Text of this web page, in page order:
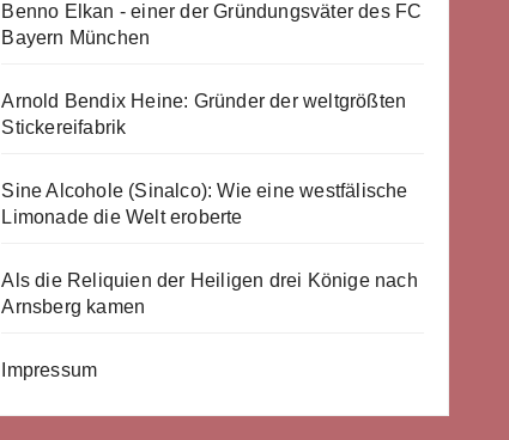
Benno Elkan - einer der Gründungsväter des FC
Bayern München
Arnold Bendix Heine: Gründer der weltgrößten
Stickereifabrik
Sine Alcohole (Sinalco): Wie eine westfälische
Limonade die Welt eroberte
Als die Reliquien der Heiligen drei Könige nach
Arnsberg kamen
Impressum